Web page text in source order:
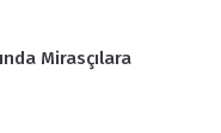
Mirasçılara